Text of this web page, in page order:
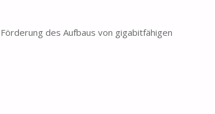
des Aufbaus von gigabitfähigen